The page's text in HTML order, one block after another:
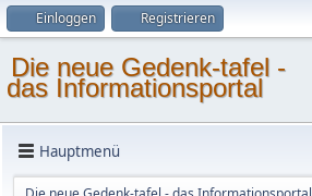
Einloggen Registrieren
Die neue Gedenk-tafel -
das Informationsportal
Hauptmenü